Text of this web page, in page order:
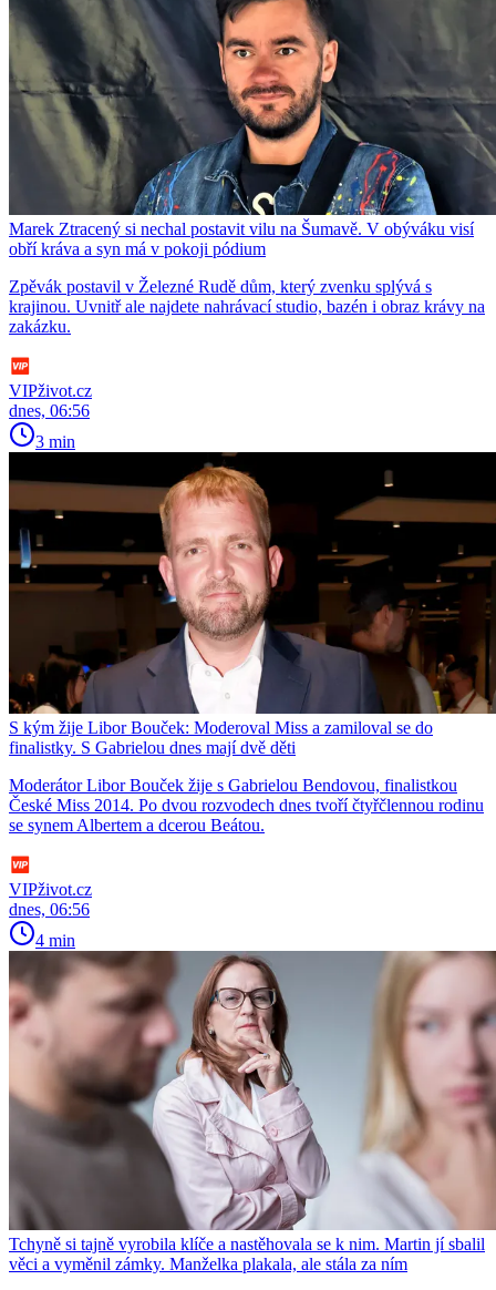
Marek Ztracený si nechal postavit vilu na Šumavě. V obýváku visí
obří kráva a syn má v pokoji pódium
Zpěvák postavil v Železné Rudě dům, který zvenku splývá s
krajinou. Uvnitř ale najdete nahrávací studio, bazén i obraz krávy na
zakázku.
VIPživot.cz
dnes, 06:56
3 min
S kým žije Libor Bouček: Moderoval Miss a zamiloval se do
finalistky. S Gabrielou dnes mají dvě děti
Moderátor Libor Bouček žije s Gabrielou Bendovou, finalistkou
České Miss 2014. Po dvou rozvodech dnes tvoří čtyřčlennou rodinu
se synem Albertem a dcerou Beátou.
VIPživot.cz
dnes, 06:56
4 min
Tchyně si tajně vyrobila klíče a nastěhovala se k nim. Martin jí sbalil
věci a vyměnil zámky. Manželka plakala, ale stála za ním